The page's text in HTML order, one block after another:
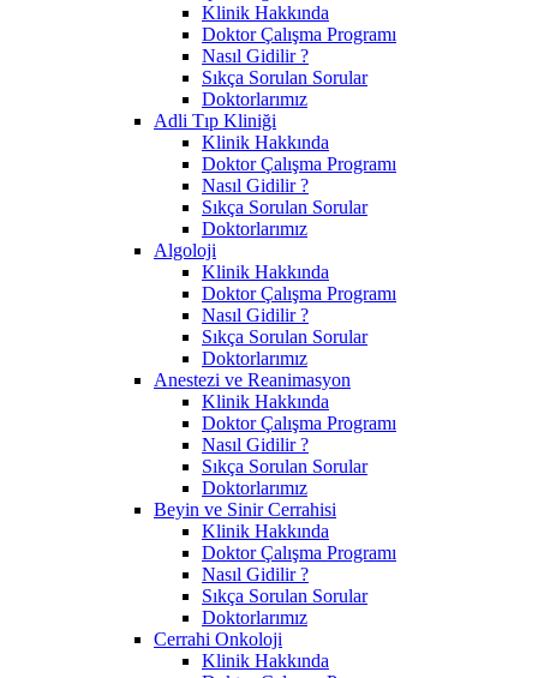
Klinik Hakkında
Doktor Çalışma Programı
Nasıl Gidilir ?
Sıkça Sorulan Sorular
Doktorlarımız
Adli Tıp Kliniği
Klinik Hakkında
Doktor Çalışma Programı
Nasıl Gidilir ?
Sıkça Sorulan Sorular
Doktorlarımız
Algoloji
Klinik Hakkında
Doktor Çalışma Programı
Nasıl Gidilir ?
Sıkça Sorulan Sorular
Doktorlarımız
Anestezi ve Reanimasyon
Klinik Hakkında
Doktor Çalışma Programı
Nasıl Gidilir ?
Sıkça Sorulan Sorular
Doktorlarımız
Beyin ve Sinir Cerrahisi
Klinik Hakkında
Doktor Çalışma Programı
Nasıl Gidilir ?
Sıkça Sorulan Sorular
Doktorlarımız
Cerrahi Onkoloji
Klinik Hakkında